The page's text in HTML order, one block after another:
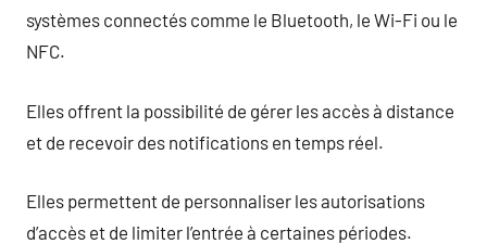
systèmes connectés comme le Bluetooth, le Wi-Fi ou le
NFC.
Elles offrent la possibilité de gérer les accès à distance
et de recevoir des notifications en temps réel.
Elles permettent de personnaliser les autorisations
d’accès et de limiter l’entrée à certaines périodes.